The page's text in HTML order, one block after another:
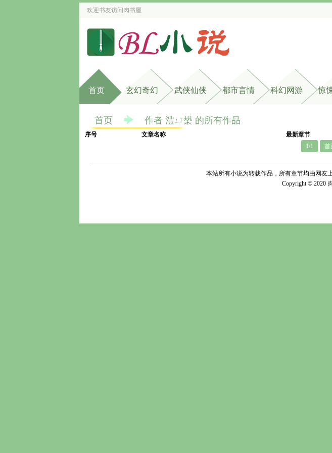
欢迎书友访问 肉书屋
首页 玄幻奇幻 武侠仙侠 都市言情 科幻网游 惊
首页 作者 澧ㄩ槼 的所有作品
序号 文章名称 最新章节
1/1
首
本站所有小说为转载作品，所有章节均由网友
Copyright © 2020